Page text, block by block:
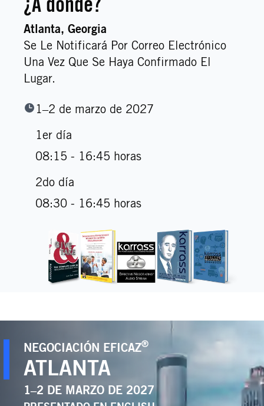
Atlanta, Georgia
Se Le Notificará Por Correo Electrónico
Una Vez Que Se Haya Confirmado El
Lugar.
1–2 de marzo de 2027
1er día
08:15 - 16:45 horas
2do día
08:30 - 16:45 horas
NEGOCIACIÓN EFICAZ®
ATLANTA
1–2 DE MARZO DE 2027